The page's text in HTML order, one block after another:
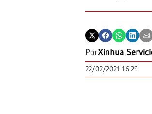
PorXinhua
22/02/2021 16:29